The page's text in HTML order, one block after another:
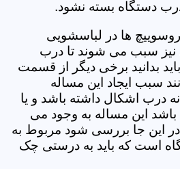
دستگاه بسته نشود.
ها در لباسشویی
سبب می شوند تا درب
بدانید برخی دیگر از قسمت
سبب ایجاد این مساله
درب اشکال داشته باشد و یا
این مساله به وجود می
در این جا بررسی شود مربوط به
است که باید به درستی چک